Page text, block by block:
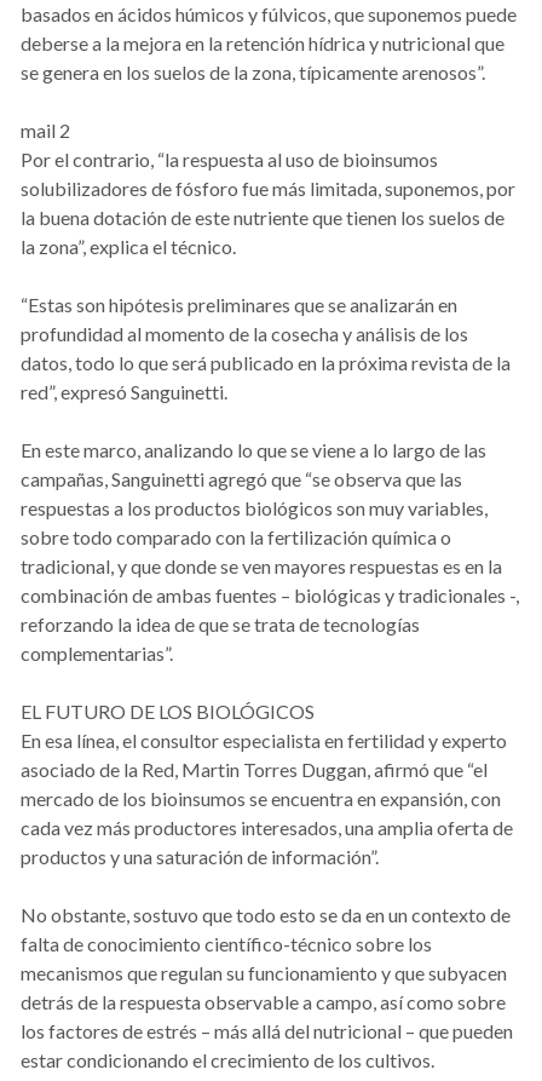
basados en ácidos húmicos y fúlvicos, que suponemos puede
deberse a la mejora en la retención hídrica y nutricional que
se genera en los suelos de la zona, típicamente arenosos”.
mail 2
Por el contrario, “la respuesta al uso de bioinsumos
solubilizadores de fósforo fue más limitada, suponemos, por
la buena dotación de este nutriente que tienen los suelos de
la zona”, explica el técnico.
“Estas son hipótesis preliminares que se analizarán en
profundidad al momento de la cosecha y análisis de los
datos, todo lo que será publicado en la próxima revista de la
red”, expresó Sanguinetti.
En este marco, analizando lo que se viene a lo largo de las
campañas, Sanguinetti agregó que “se observa que las
respuestas a los productos biológicos son muy variables,
sobre todo comparado con la fertilización química o
tradicional, y que donde se ven mayores respuestas es en la
combinación de ambas fuentes – biológicas y tradicionales -,
reforzando la idea de que se trata de tecnologías
complementarias”.
EL FUTURO DE LOS BIOLÓGICOS
En esa línea, el consultor especialista en fertilidad y experto
asociado de la Red, Martin Torres Duggan, afirmó que “el
mercado de los bioinsumos se encuentra en expansión, con
cada vez más productores interesados, una amplia oferta de
productos y una saturación de información”.
No obstante, sostuvo que todo esto se da en un contexto de
falta de conocimiento científico-técnico sobre los
mecanismos que regulan su funcionamiento y que subyacen
detrás de la respuesta observable a campo, así como sobre
los factores de estrés – más allá del nutricional – que pueden
estar condicionando el crecimiento de los cultivos.